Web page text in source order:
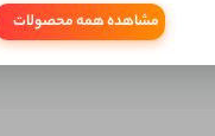
مشاهده همه محصولات